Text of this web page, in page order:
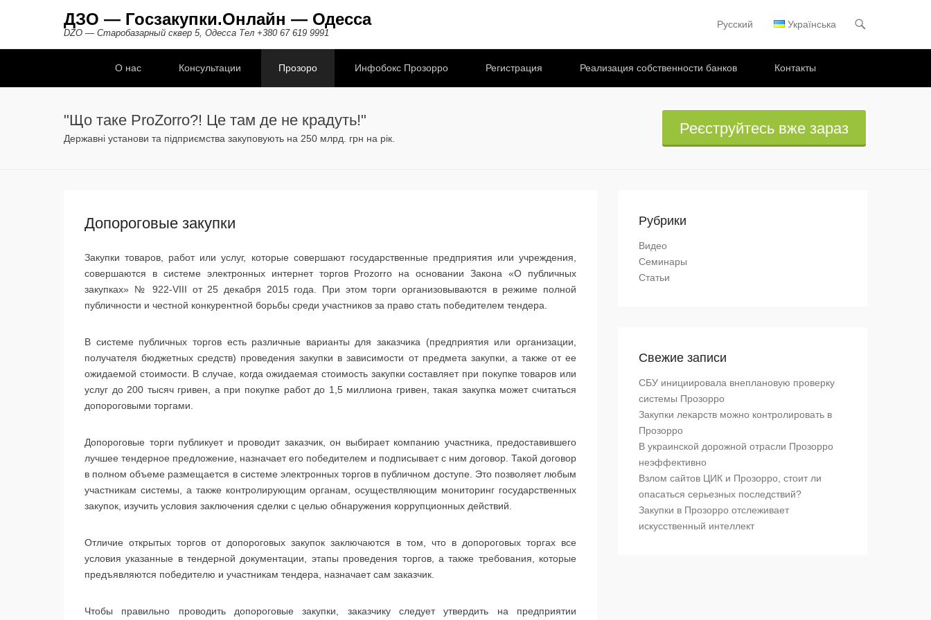
ДЗО — Госзакупки.Онлайн — Одесса
DZO — Старобазарный сквер 5, Одесса Тел +380 67 619 9991
Основное меню
Перейти к содержимому
Русский Українська
О нас
Консультации Прозоро Инфобокс Прозорро Регистрация Реализация собственности банков Контакты
"Що таке ProZorro?! Це там де не крадуть!"
Державні установи та підприємства закуповують на 250 млрд. грн на рік.
Реєструйтесь вже зараз
Допороговые закупки
Закупки товаров, работ или услуг, которые совершают государственные предприятия или учреждения,
совершаются в системе электронных интернет торгов Prozorro на основании Закона «О публичных
закупках» № 922-VIII от 25 декабря 2015 года. При этом торги организовываются в режиме полной
публичности и честной конкурентной борьбы среди участников за право стать победителем тендера.
В системе публичных торгов есть различные варианты для заказчика (предприятия или организации,
получателя бюджетных средств) проведения закупки в зависимости от предмета закупки, а также от ее
ожидаемой стоимости. В случае, когда ожидаемая стоимость закупки составляет при покупке товаров или
услуг до 200 тысяч гривен, а при покупке работ до 1,5 миллиона гривен, такая закупка может считаться
допороговыми торгами.
Допороговые торги публикует и проводит заказчик, он выбирает компанию участника, предоставившего
лучшее тендерное предложение, назначает его победителем и подписывает с ним договор. Такой договор
в полном объеме размещается в системе электронных торгов в публичном доступе. Это позволяет любым
участникам системы, а также контролирующим органам, осуществляющим мониторинг государственных
закупок, изучить условия заключения сделки с целью обнаружения коррупционных действий.
Отличие открытых торгов от допороговых закупок заключаются в том, что в допороговых торгах все
условия указанные в тендерной документации, этапы проведения торгов, а также требования, которые
предъявляются победителю и участникам тендера, назначает сам заказчик.
Чтобы правильно проводить допороговые закупки, заказчику следует утвердить на предприятии
Рубрики
Видео
Семинары
Статьи
Свежие записи
СБУ инициировала внеплановую проверку
системы Прозорро
Закупки лекарств можно контролировать в
Прозорро
В украинской дорожной отрасли Прозорро
неэффективно
Взлом сайтов ЦИК и Прозорро, стоит ли
опасаться серьезных последствий?
Закупки в Прозорро отслеживает
искусственный интеллект